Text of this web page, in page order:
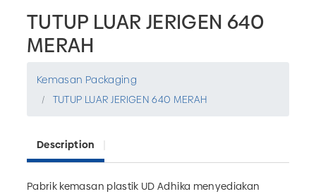
TUTUP LUAR JERIGEN 640
MERAH
Kemasan Packaging
TUTUP LUAR JERIGEN 640 MERAH
Description
Pabrik kemasan plastik UD Adhika menyediakan